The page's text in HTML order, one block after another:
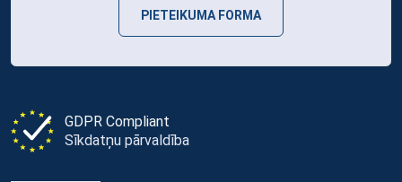
GDPR Compliant
Sīkdatņu pārvaldība
PIETEIKUMA FORMA